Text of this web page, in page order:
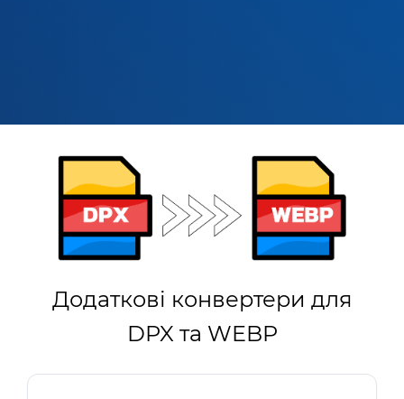
Додаткові конвертери для
DPX та WEBP